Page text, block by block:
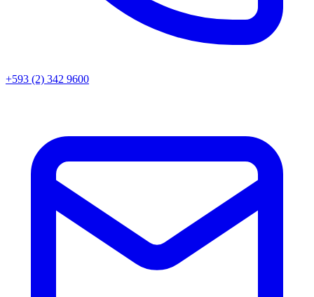
+593 (2) 342 9600